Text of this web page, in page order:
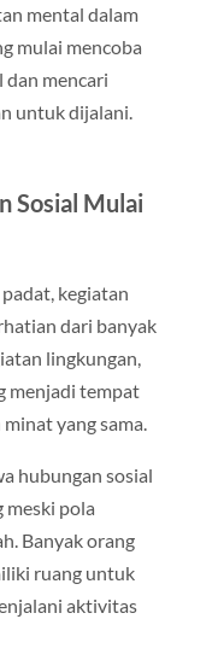
mental dalam
mulai mencoba
dan mencari
untuk dijalani.
Sosial Mulai
kegiatan
dari banyak
lingkungan,
menjadi tempat
yang sama.
hubungan sosial
pola
Banyak orang
ruang untuk
aktivitas